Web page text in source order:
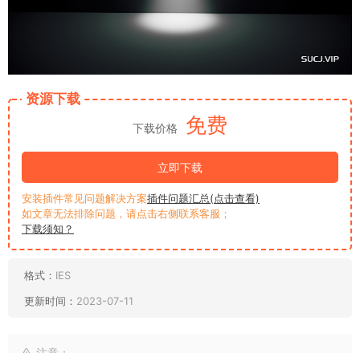
资源下载
下载价格 免费
立即下载
安装插件常见问题解决方案插件问题汇总(点击查看)
如文章无法排除问题，请点击右侧联系客服；
下载须知？
格式： IES
更新时间： 2023-07-11